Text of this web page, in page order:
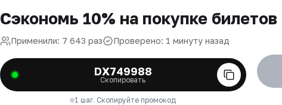
Сэкономь 10% на покупке билетов
Применили: 7 643 раз Проверено: 1 минуту назад
DX749988
Скопировать
1 шаг. Скопируйте промокод